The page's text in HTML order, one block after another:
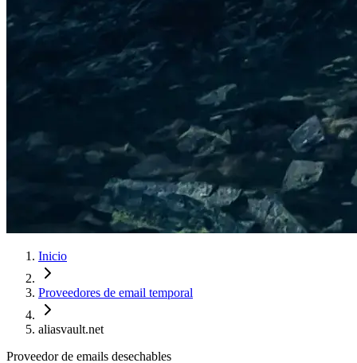
Inicio
Proveedores de email temporal
aliasvault.net
Proveedor de emails desechables